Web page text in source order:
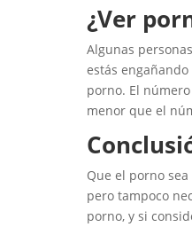
¿Ver
Algunas
estás
porno. El
menor que el
Que el porno
pero tampoco
porno, y si